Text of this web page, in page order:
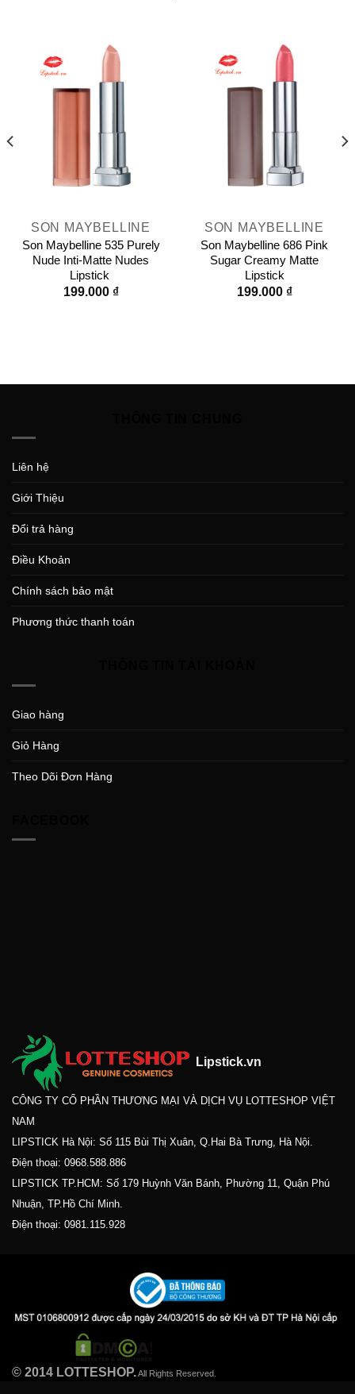
SON MAYBELLINE
Son Maybelline 535 Purely
Nude Inti-Matte Nudes
Lipstick
199.000 ₫
SON MAYBELLINE
Son Maybelline 686 Pink
Sugar Creamy Matte
Lipstick
199.000 ₫
Liên hệ
Giới Thiệu
Đổi trả hàng
Điều Khoản
Chính sách bảo mật
Phương thức thanh toán
Giao hàng
Giỏ Hàng
Theo Dõi Đơn Hàng
Lipstick.vn
CÔNG TY CỔ PHẦN THƯƠNG MẠI VÀ DỊCH VỤ LOTTESHOP VIỆT
NAM
LIPSTICK Hà Nội: Số 115 Bùi Thị Xuân, Q.Hai Bà Trưng, Hà Nội.
Điện thoại: 0968.588.886
LIPSTICK TP.HCM: Số 179 Huỳnh Văn Bánh, Phường 11, Quận Phú
Nhuận, TP.Hồ Chí Minh.
Điện thoại: 0981.115.928
© 2014 LOTTESHOP. All Rights Reserved.